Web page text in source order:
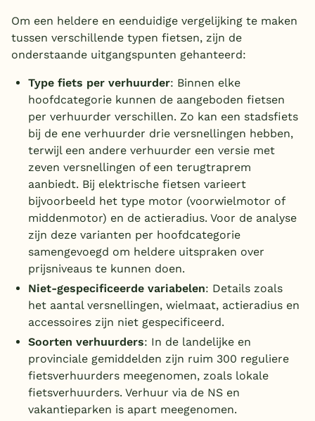
Om een heldere en eenduidige vergelijking te maken
tussen verschillende typen fietsen, zijn de
onderstaande uitgangspunten gehanteerd:
Type fiets per verhuurder: Binnen elke
hoofdcategorie kunnen de aangeboden fietsen
per verhuurder verschillen. Zo kan een stadsfiets
bij de ene verhuurder drie versnellingen hebben,
terwijl een andere verhuurder een versie met
zeven versnellingen of een terugtraprem
aanbiedt. Bij elektrische fietsen varieert
bijvoorbeeld het type motor (voorwielmotor of
middenmotor) en de actieradius. Voor de analyse
zijn deze varianten per hoofdcategorie
samengevoegd om heldere uitspraken over
prijsniveaus te kunnen doen.
Niet-gespecificeerde variabelen: Details zoals
het aantal versnellingen, wielmaat, actieradius en
accessoires zijn niet gespecificeerd.
Soorten verhuurders: In de landelijke en
provinciale gemiddelden zijn ruim 300 reguliere
fietsverhuurders meegenomen, zoals lokale
fietsverhuurders. Verhuur via de NS en
vakantieparken is apart meegenomen.